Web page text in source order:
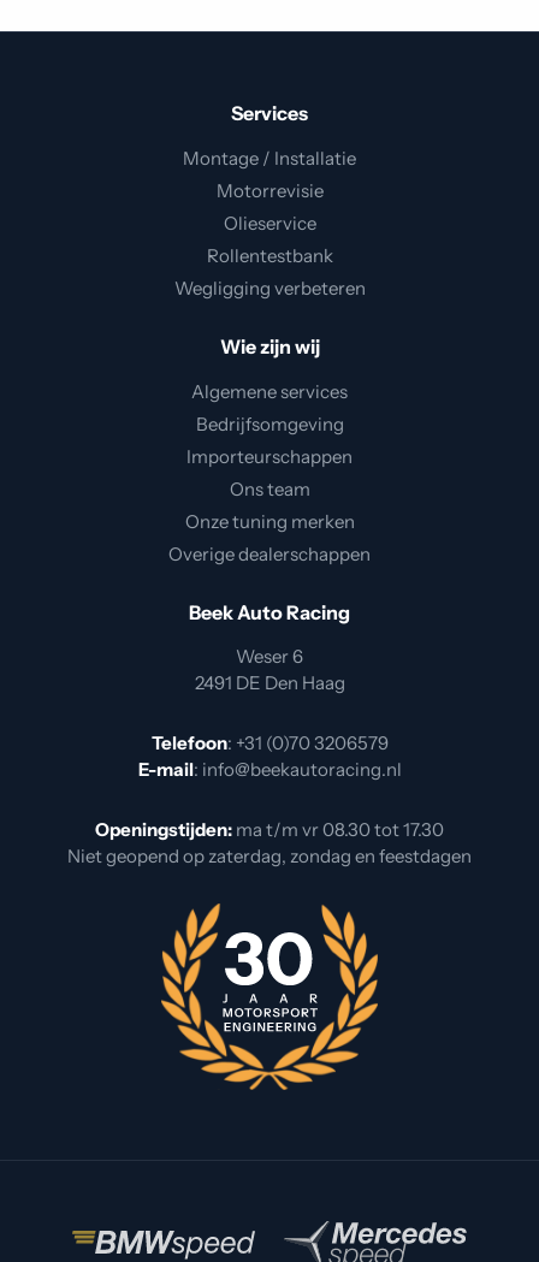
Services
Montage / Installatie
Motorrevisie
Olieservice
Rollentestbank
Wegligging verbeteren
Wie zijn wij
Algemene services
Bedrijfsomgeving
Importeurschappen
Ons team
Onze tuning merken
Overige dealerschappen
Beek Auto Racing
Weser 6
2491 DE Den Haag
Telefoon: +31 (0)70 3206579
E-mail: info@beekautoracing.nl
Openingstijden: ma t/m vr 08.30 tot 17.30
Niet geopend op zaterdag, zondag en feestdagen